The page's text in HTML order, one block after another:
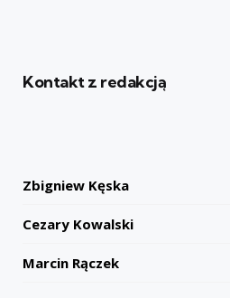
Kontakt z redakcją
Zbigniew Kęska
Cezary Kowalski
Marcin Rączek